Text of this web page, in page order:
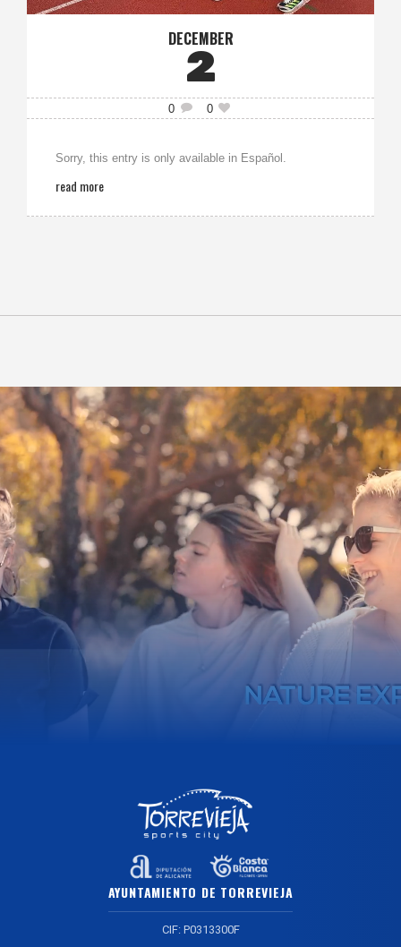
DECEMBER
2
0 0
Sorry, this entry is only available in Español.
read more
AYUNTAMIENTO DE TORREVIEJA
CIF: P0313300F